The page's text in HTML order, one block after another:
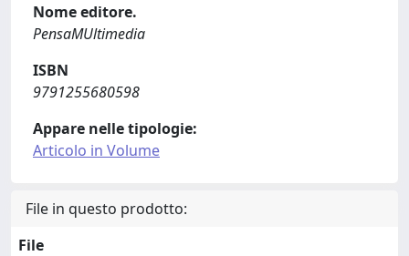
Nome editore.
PensaMUltimedia
ISBN
9791255680598
Appare nelle tipologie:
Articolo in Volume
File in questo prodotto:
File